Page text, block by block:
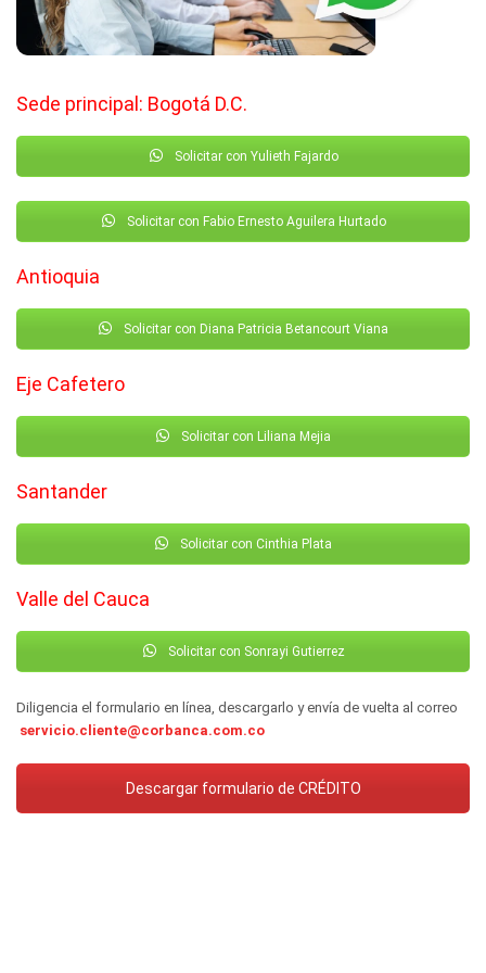
Sede principal: Bogotá D.C.
Solicitar con Yulieth Fajardo
Solicitar con Fabio Ernesto Aguilera Hurtado
Antioquia
Solicitar con Diana Patricia Betancourt Viana
Eje Cafetero
Solicitar con Liliana Mejia
Santander
Solicitar con Cinthia Plata
Valle del Cauca
Solicitar con Sonrayi Gutierrez
Diligencia el formulario en línea, descargarlo y envía de vuelta al correo
servicio.cliente@corbanca.com.co
Descargar formulario de CRÉDITO